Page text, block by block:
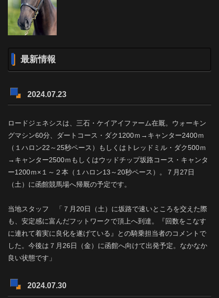
最新情報
2024.07.23
ロードジェネシスは、三石・ケイアイファーム在厩。ウォーキン
グマシン60分、ダートコース・ダク1200ｍ→キャンター2400ｍ
（１ハロン22～25秒ペース）もしくはトレッドミル・ダク500ｍ
→キャンター2500ｍもしくはウッドチップ坂路コース・キャンタ
ー1200ｍ×１～２本（１ハロン13～20秒ペース）。７月27日
（土）に函館競馬場へ帰厩の予定です。
当地スタッフ 「７月20日（土）に坂路で速いところを交えた際
も、安定感に富んだフットワークで頂上へ到達。『回数をこなす
に連れて着実に良化を遂げている』との騎乗担当者のコメントで
した。今後は７月26日（金）に函館へ向けて出発予定。なかなか
良い状態です」
2024.07.30